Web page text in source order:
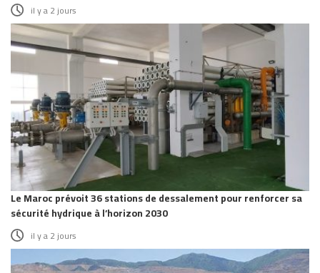
il y a 2 jours
Le Maroc prévoit 36 stations de dessalement pour renforcer sa
sécurité hydrique à l’horizon 2030
il y a 2 jours